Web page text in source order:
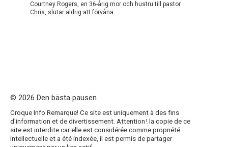
Courtney Rogers, en 36-årig mor och hustru till pastor
Chris, slutar aldrig att förvåna
© 2026 Den bästa pausen
Croque Info Remarque! Ce site est uniquement à des fins
d'information et de divertissement. Attention ! la copie de ce
site est interdite car elle est considérée comme propriété
intellectuelle et a été indexée, il est permis de partager